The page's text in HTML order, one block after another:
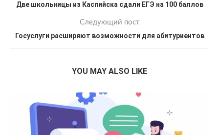
Две школьницы из Каспийска сдали ЕГЭ на 100 баллов
Следующий пост
Госуслуги расширяют возможности для абитуриентов
YOU MAY ALSO LIKE